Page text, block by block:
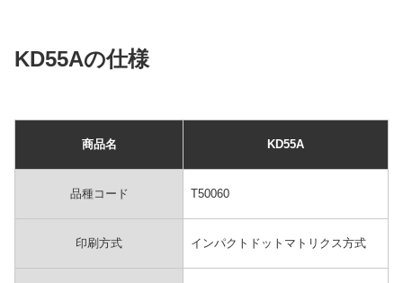
KD55Aの仕様
商品名 KD55A
品種コード T50060
印刷方式 インパクトドットマトリクス方式